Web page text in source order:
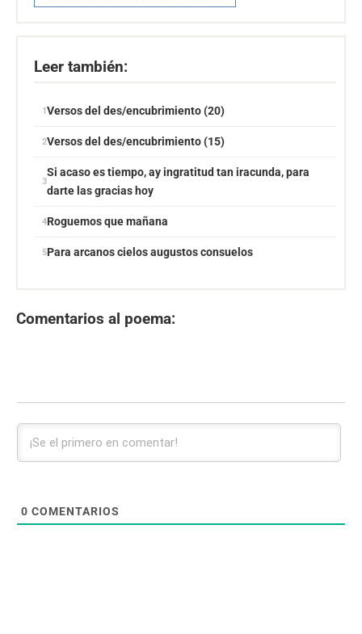
Leer también:
Versos del des/encubrimiento (20)
Versos del des/encubrimiento (15)
Si acaso es tiempo, ay ingratitud tan iracunda, para
darte las gracias hoy
Roguemos que mañana
Para arcanos cielos augustos consuelos
Comentarios al poema:
0 COMENTARIOS